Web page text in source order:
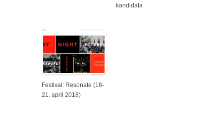
kandidata
Festival: Resonate (18-
21. april 2018)